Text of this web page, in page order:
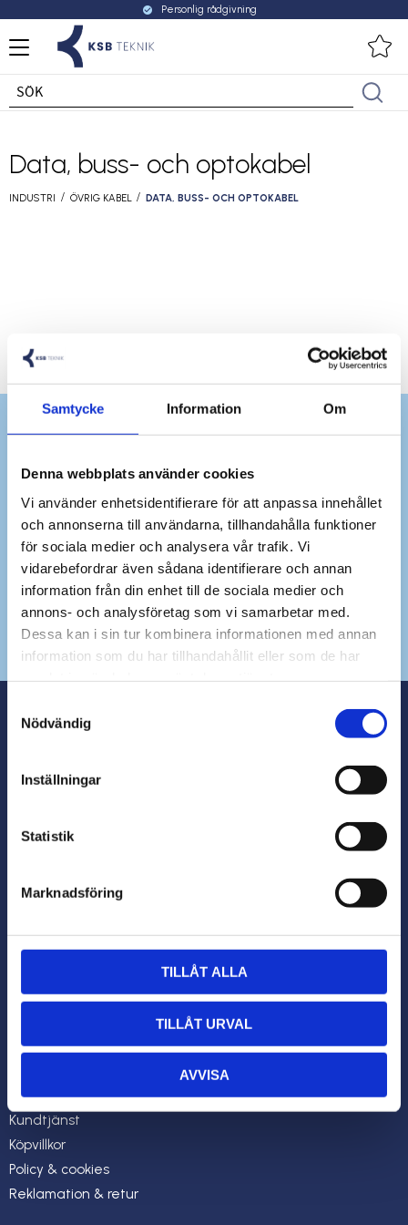
Samtycke Information Om
Denna webbplats använder cookies
Vi använder enhetsidentifierare för att anpassa innehållet
och annonserna till användarna, tillhandahålla funktioner
för sociala medier och analysera vår trafik. Vi
vidarebefordrar även sådana identifierare och annan
information från din enhet till de sociala medier och
annons- och analysföretag som vi samarbetar med.
Dessa kan i sin tur kombinera informationen med annan
information som du har tillhandahållit eller som de har
Nödvändig
Inställningar
Statistik
Marknadsföring
TILLÅT ALLA
TILLÅT URVAL
AVVISA
Meny
check_circle Personlig rådgivning
Data, buss- och optokabel
INDUSTRI ÖVRIG KABEL DATA, BUSS- OCH OPTOKABEL
Dina personuppgifter behandlas i enlighet med vår integritetspolicy
OM KSB TEKNIK
Framstående leverantörer och personlig rådgivning för våra
info@ksbteknik.se
Måndag-Fredag 08.00-17.00
INFORMATION
Om oss
Hur handlar jag?
Kundtjänst
Köpvillkor
Policy & cookies
Reklamation & retur